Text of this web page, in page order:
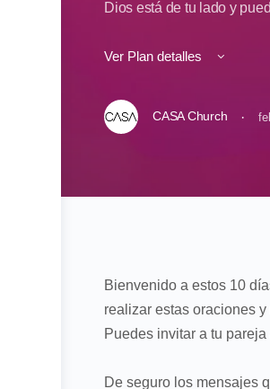
Dios está de tu lado y
Ver Plan detalles
CASA Church ·
Bienvenido a estos 10
realizar estas oraciones
Puedes invitar a tu
De seguro los mensajes